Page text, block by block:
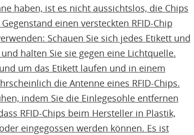
haben, ist es nicht aussichtslos, die Chips
einen versteckten RFID-Chip
Schauen Sie sich jedes Etikett und
halten Sie sie gegen eine Lichtquelle.
um das Etikett laufen und in einem
die Antenne eines RFID-Chips.
indem Sie die Einlegesohle entfernen
RFID-Chips beim Hersteller in Plastik,
eingegossen werden können. Es ist